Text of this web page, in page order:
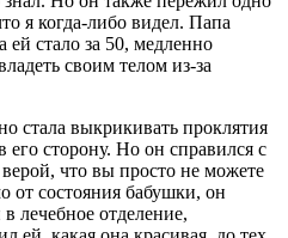
я когда-либо видел. Папа
ей стало за 50, медленно
своим телом из-за
стала выкрикивать проклятия
его сторону. Но он справился с
что вы просто не можете
от состояния бабушки, он
лечебное отделение,